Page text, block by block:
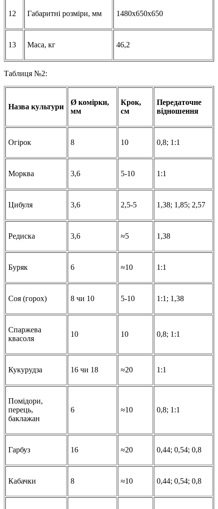
12 Габаритні розміри, мм 1480х650х650
13 Маса, кг 46,2
Таблиця №2:
Назва культури
Ø комірки,
мм
Крок,
см
Передаточне
відношення
Огірок 8 10 0,8; 1:1
Морква 3,6 5-10 1:1
Цибуля 3,6 2,5-5 1,38; 1,85; 2,57
Редиска 3,6 ≈5 1,38
Буряк 6 ≈10 1:1
Соя (горох) 8 чи 10 5-10 1:1; 1,38
Спаржева
квасоля
10 10 0,8; 1:1
Кукурудза 16 чи 18 ≈20 1:1
Помідори,
перець,
баклажан
6 ≈10 0,8; 1:1
Гарбуз 16 ≈20 0,44; 0,54; 0,8
Кабачки 8 ≈10 0,44; 0,54; 0,8